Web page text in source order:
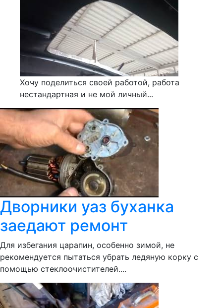
Хочу поделиться своей работой, работа
нестандартная и не мой личный...
Дворники уаз буханка
заедают ремонт
Для избегания царапин, особенно зимой, не
рекомендуется пытаться убрать ледяную корку с
помощью стеклоочистителей....